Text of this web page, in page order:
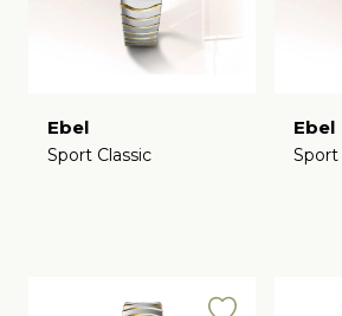
Ebel
Sport Classic
Ebel
Sport